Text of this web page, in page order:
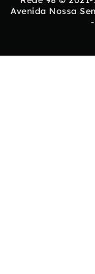
Avenida Nossa